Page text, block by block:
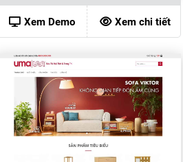
900,000 ₫.
là:
200,000 ₫.
Xem Demo Xem chi tiết